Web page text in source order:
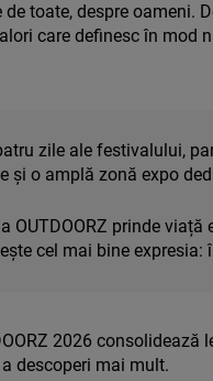
de toate, despre
care definesc în mod
zile ale festivalului,
și o amplă zonă expo
OUTDOORZ prinde viață
cel mai bine
2026
descoperi mai mult.